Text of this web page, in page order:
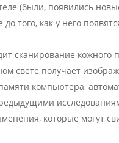
(были, появились
того, как у него
сканирование
свете получает
компьютера,
которые могут